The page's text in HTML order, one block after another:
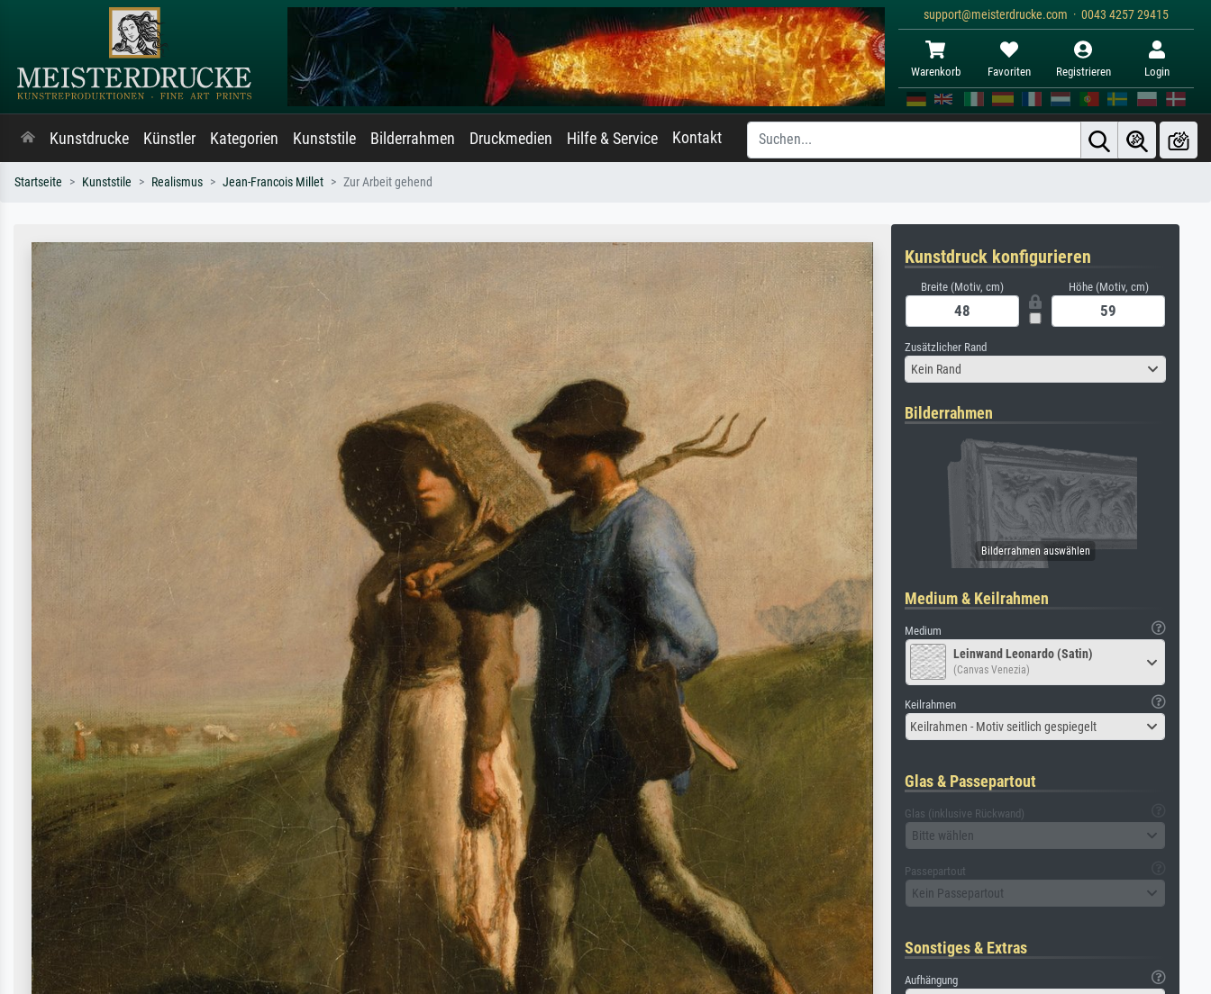
support@meisterdrucke.com · 0043 4257 29415
Warenkorb Favoriten Registrieren Login
Kunstdrucke Künstler Kategorien Kunststile Bilderrahmen Druckmedien Hilfe & Service Kontakt
Startseite Kunststile Realismus Jean-Francois Millet Zur Arbeit gehend
Kunstdruck konfigurieren
Breite (Motiv, cm) Höhe (Motiv, cm)
Zusätzlicher Rand
Kein Rand
Bilderrahmen
Medium & Keilrahmen
Medium
Leinwand Leonardo (Satin)
(Canvas Venezia)
Keilrahmen
Keilrahmen - Motiv seitlich gespiegelt
Glas & Passepartout
Glas (inklusive Rückwand)
Bitte wählen
Passepartout
Kein Passepartout
Sonstiges & Extras
Aufhängung